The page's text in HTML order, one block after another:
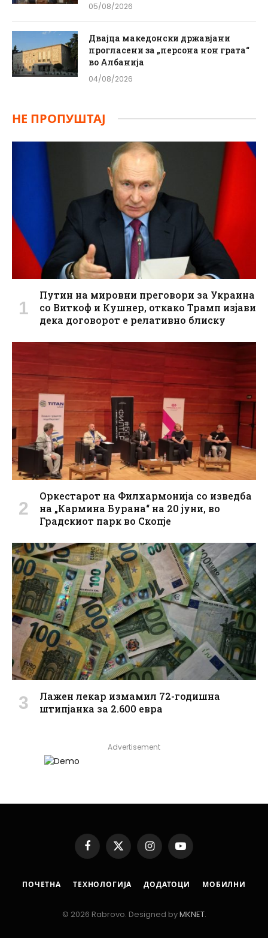
05/08/2026
Двајца македонски државјани
прогласени за „персона нон грата“
во Албанија
04/08/2026
НЕ ПРОПУШТАЈ
Путин на мировни преговори за Украина
со Виткоф и Кушнер, откако Трамп изјави
дека договорот е релативно блиску
Оркестарот на Филхармонија со изведба
на „Кармина Бурана“ на 20 јуни, во
Градскиот парк во Скопје
Лажен лекар измамил 72-годишна
штипјанка за 2.600 евра
Advertisement
Facebook
X
(Twitter)
InstagramYouTube
ПОЧЕТНА ТЕХНОЛОГИЈА ДОДАТОЦИ МОБИЛНИ
© 2026 Rabrovo. Designed byMKNET.